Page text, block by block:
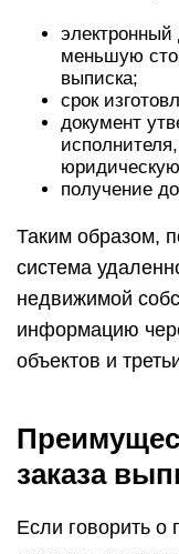
электронный
меньшую
выписка;
срок
документ
получение
Таким образом,
система
недвижимой
информацию
объектов и
заказа
Если говорить